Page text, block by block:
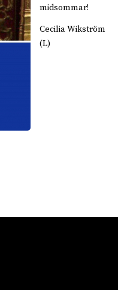
midsommar!
Cecilia Wikström
(L)